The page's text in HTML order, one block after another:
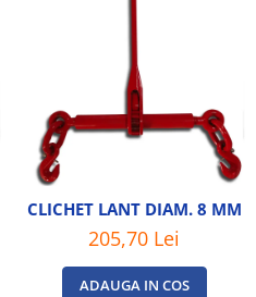
CLICHET LANT DIAM. 8 MM
205,70 Lei
ADAUGA IN COS